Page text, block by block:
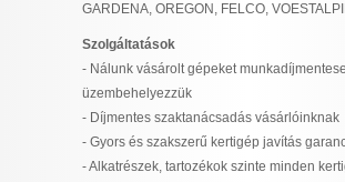
GARDENA, OREGON, FELCO,
Szolgáltatások
- Nálunk vásárolt gépeket
üzembehelyezzük
- Díjmentes szaktanácsadás vásárlóinknak
- Gyors és szakszerű kertigép javítás
- Alkatrészek, tartozékok szinte minden